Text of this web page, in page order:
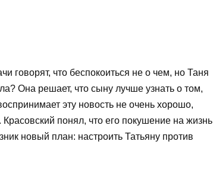
говорят, что беспокоиться не о чем, но Таня
Она решает, что сыну лучше узнать о том,
эту новость не очень хорошо,
понял, что его покушение на жизнь
новый план: настроить Татьяну против